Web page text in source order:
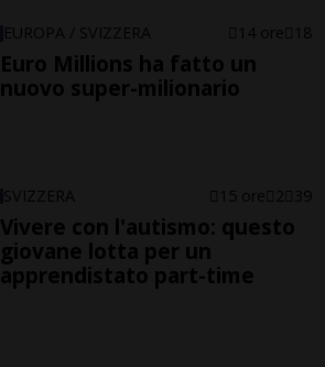
EUROPA / SVIZZERA 14 ore 18
Euro Millions ha fatto un
nuovo super-milionario
SVIZZERA 15 ore 2 39
Vivere con l'autismo: questo
giovane lotta per un
apprendistato part-time